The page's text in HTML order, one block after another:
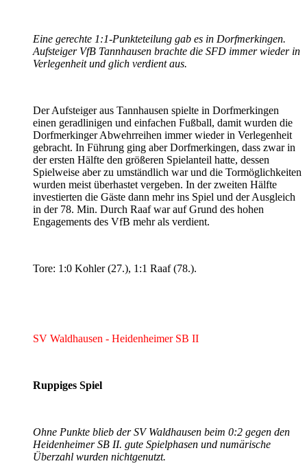
Eine gerechte 1:1-Punkteteilung gab es in Dorfmerkingen.
Aufsteiger VfB Tannhausen brachte die SFD immer wieder in
Verlegenheit und glich verdient aus.
Der Aufsteiger aus Tannhausen spielte in Dorfmerkingen
einen geradlinigen und einfachen Fußball, damit wurden die
Dorfmerkinger Abwehrreihen immer wieder in Verlegenheit
gebracht. In Führung ging aber Dorfmerkingen, dass zwar in
der ersten Hälfte den größeren Spielanteil hatte, dessen
Spielweise aber zu umständlich war und die Tormöglichkeiten
wurden meist überhastet vergeben. In der zweiten Hälfte
investierten die Gäste dann mehr ins Spiel und der Ausgleich
in der 78. Min. Durch Raaf war auf Grund des hohen
Engagements des VfB mehr als verdient.
Tore: 1:0 Kohler (27.), 1:1 Raaf (78.).
SV Waldhausen - Heidenheimer SB II
Ruppiges Spiel
Ohne Punkte blieb der SV Waldhausen beim 0:2 gegen den
Heidenheimer SB II. gute Spielphasen und numärische
Überzahl wurden nichtgenutzt.